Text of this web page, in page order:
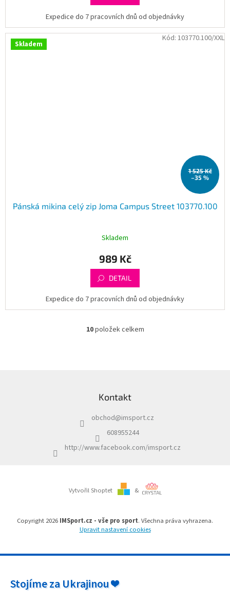
Expedice do 7 pracovních dnů od objednávky
Skladem
1 525 Kč
–35 %
Pánská mikina celý zip Joma Campus Street 103770.100
Skladem
989 Kč
DETAIL
Expedice do 7 pracovních dnů od objednávky
Kód: 103770.100/XXL
O
c
í
r
v
y
10položek celkem
Kontakt
obchod@imsport.cz
608955244
http://www.facebook.com/imsport.cz
Vytvořil Shoptet &
Copyright 2026 IMSport.cz - vše pro sport. Všechna práva vyhrazena.
Upravit nastavení cookies
Stojíme za Ukrajinou ❤️